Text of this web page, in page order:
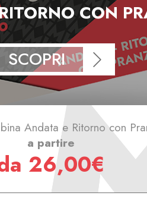
CON
SCOPRI
Andata e Ritorno con
a partire
26,00€